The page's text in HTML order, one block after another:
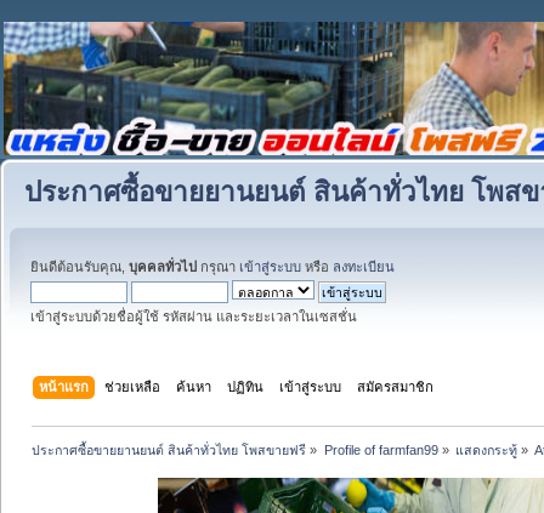
ประกาศซื้อขายยานยนต์ สินค้าทั่วไทย โพส
ยินดีต้อนรับคุณ, บุคคลทั่วไป กรุณา เข้าสู่ระบบ หรือ ลงทะเบียน
เข้าสู่ระบบด้วยชื่อผู้ใช้ รหัสผ่าน และระยะเวลาในเซสชั่น
หน้าแรก ช่วยเหลือ ค้นหา ปฏิทิน เข้าสู่ระบบ สมัครสมาชิก
ประกาศซื้อขายยานยนต์ สินค้าทั่วไทย โพสขายฟรี » Profile of farmfan99» แสดงกระทู้»